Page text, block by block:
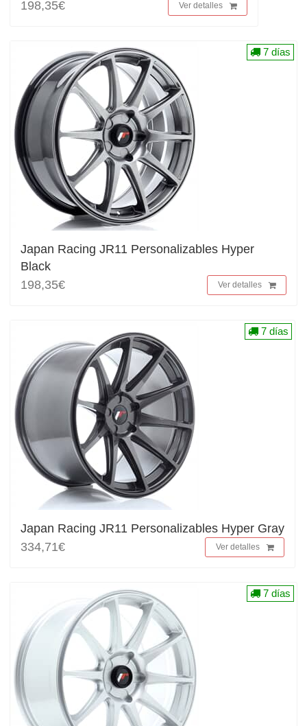
198,35€ Ver detalles
Japan Racing JR11 Personalizables Hyper
Black
198,35€
Ver detalles
7 días
Japan Racing JR11 Personalizables Hyper Gray
334,71€
Ver detalles
7 días
7 días